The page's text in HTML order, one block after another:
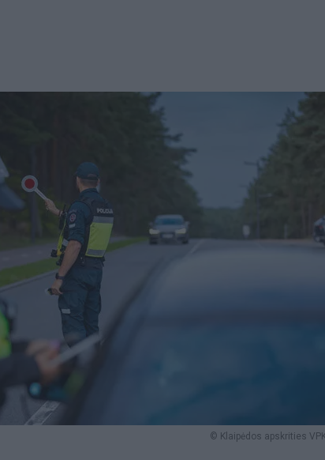
© Klaipėdos apskrities